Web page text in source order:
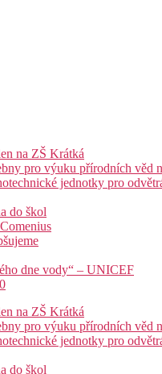
na ZŠ Krátká
pro výuku přírodních věd
jednotky pro
do škol
dne vody“ – UNICEF
na ZŠ Krátká
pro výuku přírodních věd
jednotky pro
do škol